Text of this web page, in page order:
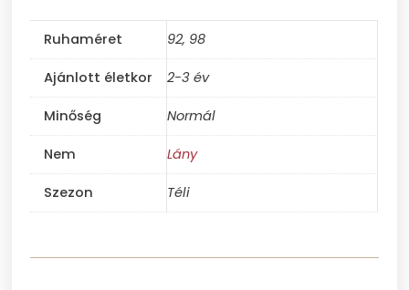
Ruhaméret 92, 98
Ajánlott életkor 2-3 év
Minőség Normál
Nem Lány
Szezon Téli